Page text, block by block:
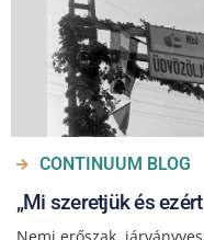
CONTINUUM BLOG
„Mi szeretjük és